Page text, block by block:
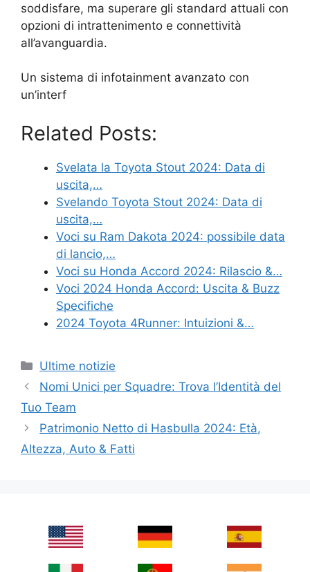
soddisfare, ma superare gli standard attuali con
opzioni di intrattenimento e connettività
all’avanguardia.
Un sistema di infotainment avanzato con
un’interf
Related Posts:
Svelata la Toyota Stout 2024: Data di
uscita,…
Svelando Toyota Stout 2024: Data di
uscita,…
Voci su Ram Dakota 2024: possibile data
di lancio,…
Voci su Honda Accord 2024: Rilascio &…
Voci 2024 Honda Accord: Uscita & Buzz
Specifiche
2024 Toyota 4Runner: Intuizioni &…
Categories
Ultime notizie
Nomi Unici per Squadre: Trova l’Identità del
Tuo Team
Patrimonio Netto di Hasbulla 2024: Età,
Altezza, Auto & Fatti